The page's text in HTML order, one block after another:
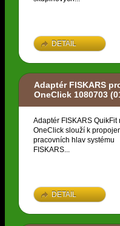
DETAIL
Adaptér FISKARS
OneClick 1080703
Adaptér FISKARS QuikFit
OneClick slouží k
pracovních hlav systému
FISKARS...
DETAIL